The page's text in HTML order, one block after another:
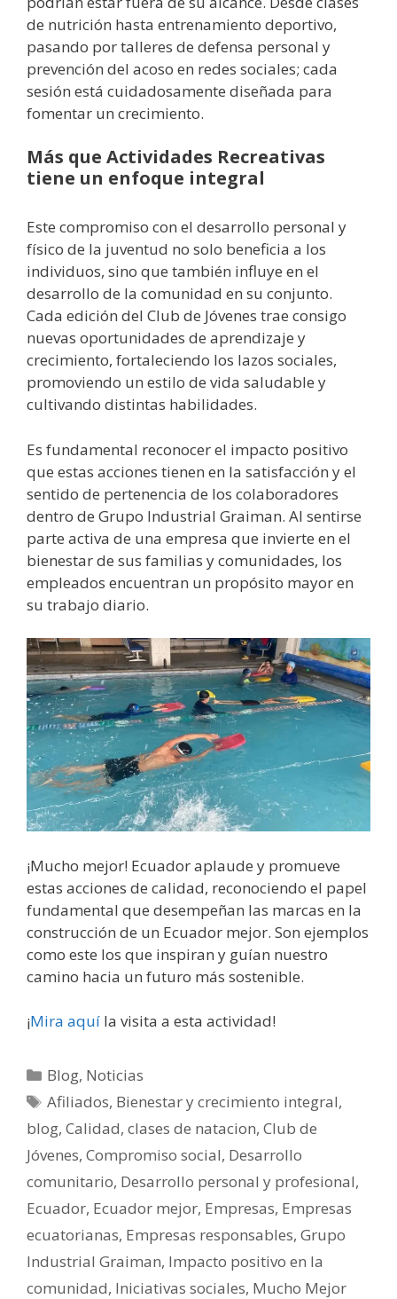
de nutrición hasta entrenamiento deportivo,
pasando por talleres de defensa personal y
prevención del acoso en redes sociales; cada
sesión está cuidadosamente diseñada para
fomentar un crecimiento.
Más que Actividades Recreativas
tiene un enfoque integral
Este compromiso con el desarrollo personal y
físico de la juventud no solo beneficia a los
individuos, sino que también influye en el
desarrollo de la comunidad en su conjunto.
Cada edición del Club de Jóvenes trae consigo
nuevas oportunidades de aprendizaje y
crecimiento, fortaleciendo los lazos sociales,
promoviendo un estilo de vida saludable y
cultivando distintas habilidades.
Es fundamental reconocer el impacto positivo
que estas acciones tienen en la satisfacción y el
sentido de pertenencia de los colaboradores
dentro de Grupo Industrial Graiman. Al sentirse
parte activa de una empresa que invierte en el
bienestar de sus familias y comunidades, los
empleados encuentran un propósito mayor en
su trabajo diario.
¡Mucho mejor! Ecuador aplaude y promueve
estas acciones de calidad, reconociendo el papel
fundamental que desempeñan las marcas en la
construcción de un Ecuador mejor. Son ejemplos
como este los que inspiran y guían nuestro
camino hacia un futuro más sostenible.
¡Mira aquí la visita a esta actividad!
Blog, Noticias
Afiliados, Bienestar y crecimiento integral,
blog, Calidad, clases de natacion, Club de
Jóvenes, Compromiso social, Desarrollo
comunitario, Desarrollo personal y profesional,
Ecuador, Ecuador mejor, Empresas, Empresas
ecuatorianas, Empresas responsables, Grupo
Industrial Graiman, Impacto positivo en la
comunidad, Iniciativas sociales, Mucho Mejor